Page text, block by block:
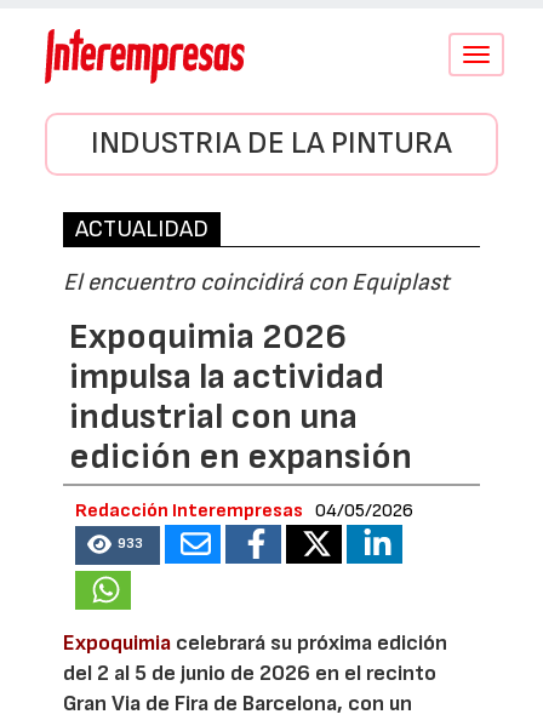
Conmutar
INDUSTRIA DE LA PINTURA
ACTUALIDAD
El encuentro coincidirá con Equiplast
Expoquimia 2026
impulsa la actividad
industrial con una
edición en expansión
Redacción Interempresas 04/05/2026
933
Expoquimia celebrará su próxima edición
del 2 al 5 de junio de 2026 en el recinto
Gran Via de Fira de Barcelona, con un